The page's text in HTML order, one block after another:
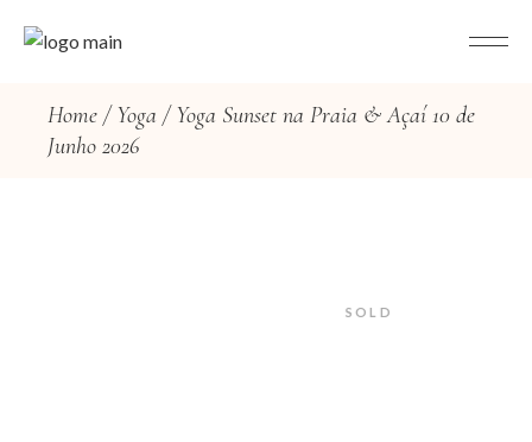
Home Yoga
Yoga Sunset na Praia & Açaí 10 de
Junho 2026
SOLD